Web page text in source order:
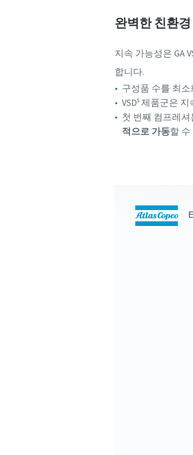
완벽한 친환
지속 가능성은 GA
합니다.
구성품 수를 최
VSDs제품군은 지
첫 번째 컴프레
적으로 가동할 수